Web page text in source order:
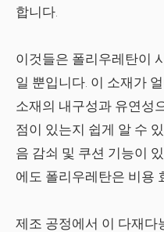
합니다.
이것들은 폴리우레탄이
일 뿐입니다. 이 소재가
소재의 내구성과 유연성
점이 있는지 쉽게 알 수
음 감쇠 및 쿠션 기능이
에도 폴리우레탄은 비용
제조 공정에서 이 다재다